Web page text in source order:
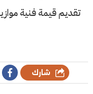
تقديم قيمة فنية
شارك